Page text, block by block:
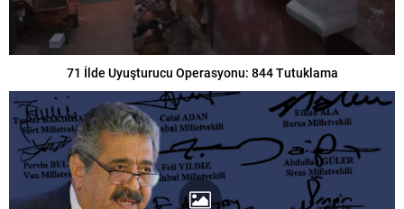
71 İlde Uyuşturucu Operasyonu: 844 Tutuklama